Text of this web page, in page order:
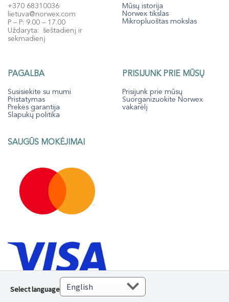
+370 68310036
lietuva@norwex.com
P – P: 9.00 – 17.00
Uždaryta: šeštadienį ir
sekmadienį
Mūsų istorija
Norwex tikslas
Mikropluoštas mokslas
PAGALBA
Susisiekite su mumi
Pristatymas
Prekės garantija
Slapukų politika
PRISIJUNK PRIE MŪSŲ
Prisijunk prie mūsų
Suorganizuokite Norwex
vakarėlį
SAUGŪS MOKĖJIMAI
Select language